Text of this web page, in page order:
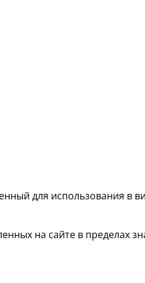
для использования в
на сайте в пределах